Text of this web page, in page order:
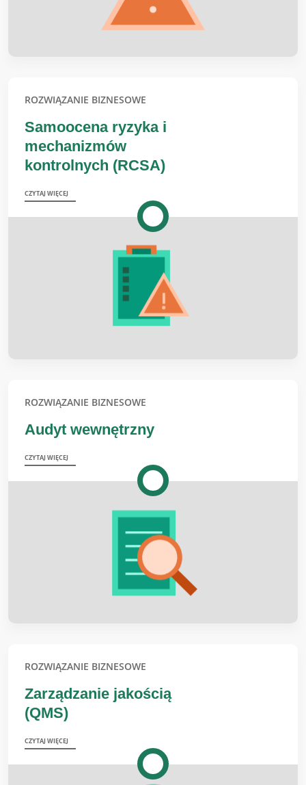
ROZWIĄZANIE BIZNESOWE
Samoocena ryzyka i
mechanizmów
kontrolnych (RCSA)
CZYTAJ WIĘCEJ
ROZWIĄZANIE BIZNESOWE
Audyt wewnętrzny
CZYTAJ WIĘCEJ
ROZWIĄZANIE BIZNESOWE
Zarządzanie jakością
(QMS)
CZYTAJ WIĘCEJ